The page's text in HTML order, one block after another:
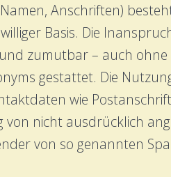
Anschriften)
Basis. Die
zumutbar – auch
gestattet. Die
wie
von nicht ausdrücklich
von so genannten